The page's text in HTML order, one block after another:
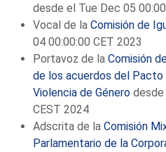
desde el Tue Dec 05
Vocal de laComisión de
04 00:00:00 CET 2023
Portavoz de laComisión
de los acuerdos del
Violencia de Género desde
CEST 2024
Adscrita de laComisión
Parlamentario de la